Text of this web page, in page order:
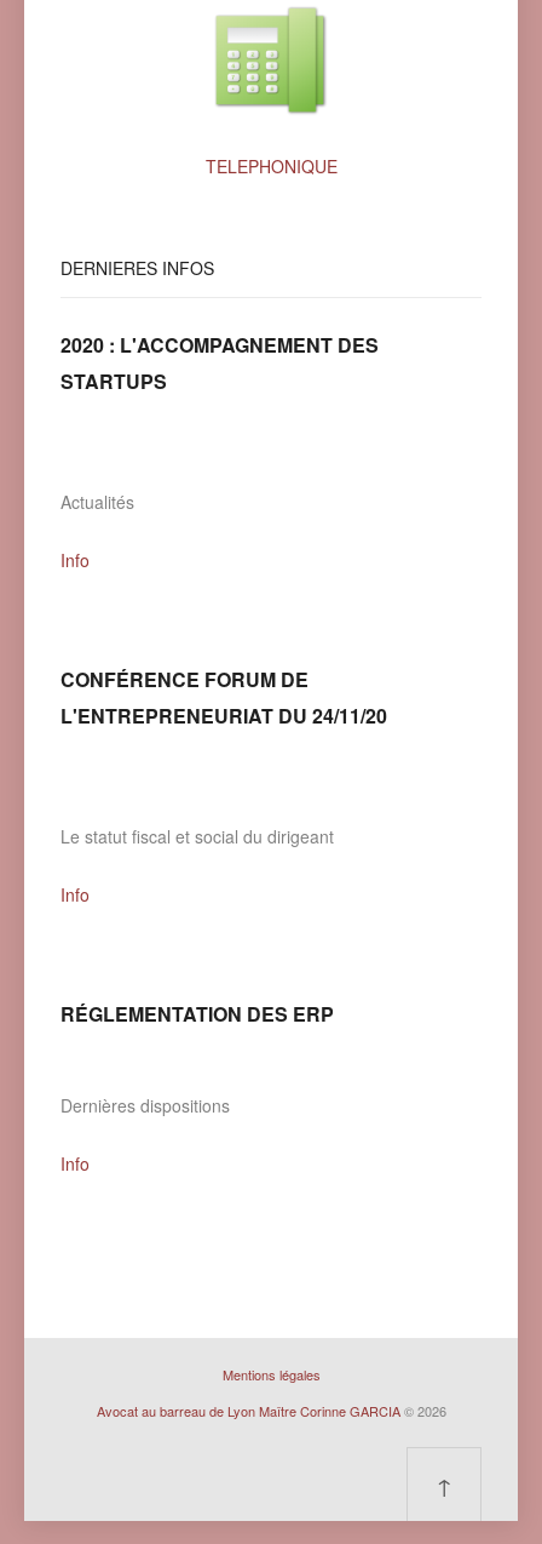
TELEPHONIQUE
DERNIERES INFOS
2020 : L'ACCOMPAGNEMENT DES
STARTUPS
Actualités
Info
CONFÉRENCE FORUM DE
L'ENTREPRENEURIAT DU 24/11/20
Le statut fiscal et social du dirigeant
Info
RÉGLEMENTATION DES ERP
Dernières dispositions
Info
Mentions légales
Avocat au barreau de Lyon Maître Corinne GARCIA© 2026
↑